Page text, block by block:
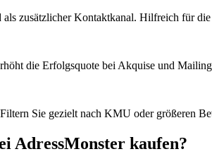
zusätzlicher Kontaktkanal. Hilfreich für
die Erfolgsquote bei Akquise und
Sie gezielt nach KMU oder größeren
AdressMonster kaufen?